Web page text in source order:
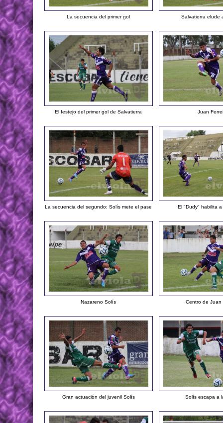
La secuencia del primer gol Salvatierra elude
El festejo del primer gol de Salvatierra Juan
La secuencia del segundo: Solís mete el pase El "Dudy" habilita
Nazareno Solís Centro de Juan
Gran actuación del juvenil Solís Solís escapa a